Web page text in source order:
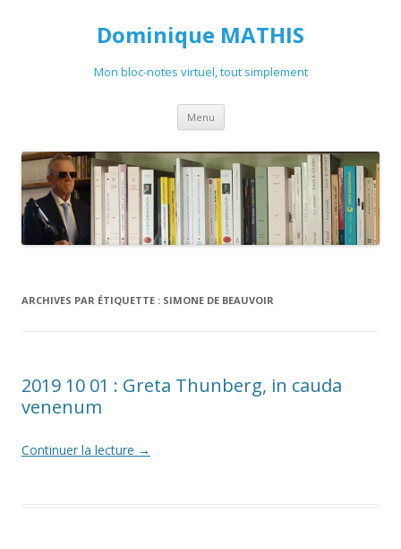
Dominique MATHIS
Mon bloc-notes virtuel, tout simplement
Menu Aller
contenu
ARCHIVES PAR ÉTIQUETTE : SIMONE DE BEAUVOIR
2019 10 01 : Greta Thunberg, in cauda
venenum
Continuer la lecture →